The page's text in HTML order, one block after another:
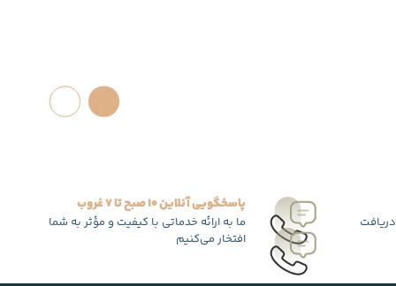
پاسخگویی آنلاین 10 صبح تا 7 غروب
ما به ارائه خدماتی با کیفیت و مؤثر به شما
افتخار می‌کنیم